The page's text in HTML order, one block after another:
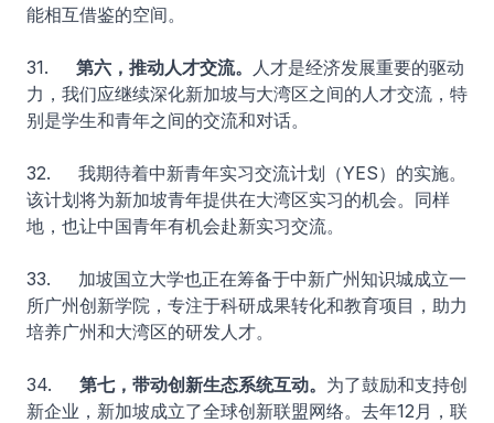
能相互借鉴的空间。
31. 第六，推动人才交流。 人才是经济发展重要的驱动
力，我们应继续深化新加坡与大湾区之间的人才交流，特
别是学生和青年之间的交流和对话。
32. 我期待着中新青年实习交流计划（YES）的实施。
该计划将为新加坡青年提供在大湾区实习的机会。同样
地，也让中国青年有机会赴新实习交流。
33. 加坡国立大学也正在筹备于中新广州知识城成立一
所广州创新学院，专注于科研成果转化和教育项目，助力
培养广州和大湾区的研发人才。
34. 第七，带动创新生态系统互动。 为了鼓励和支持创
新企业，新加坡成立了全球创新联盟网络。去年12月，联